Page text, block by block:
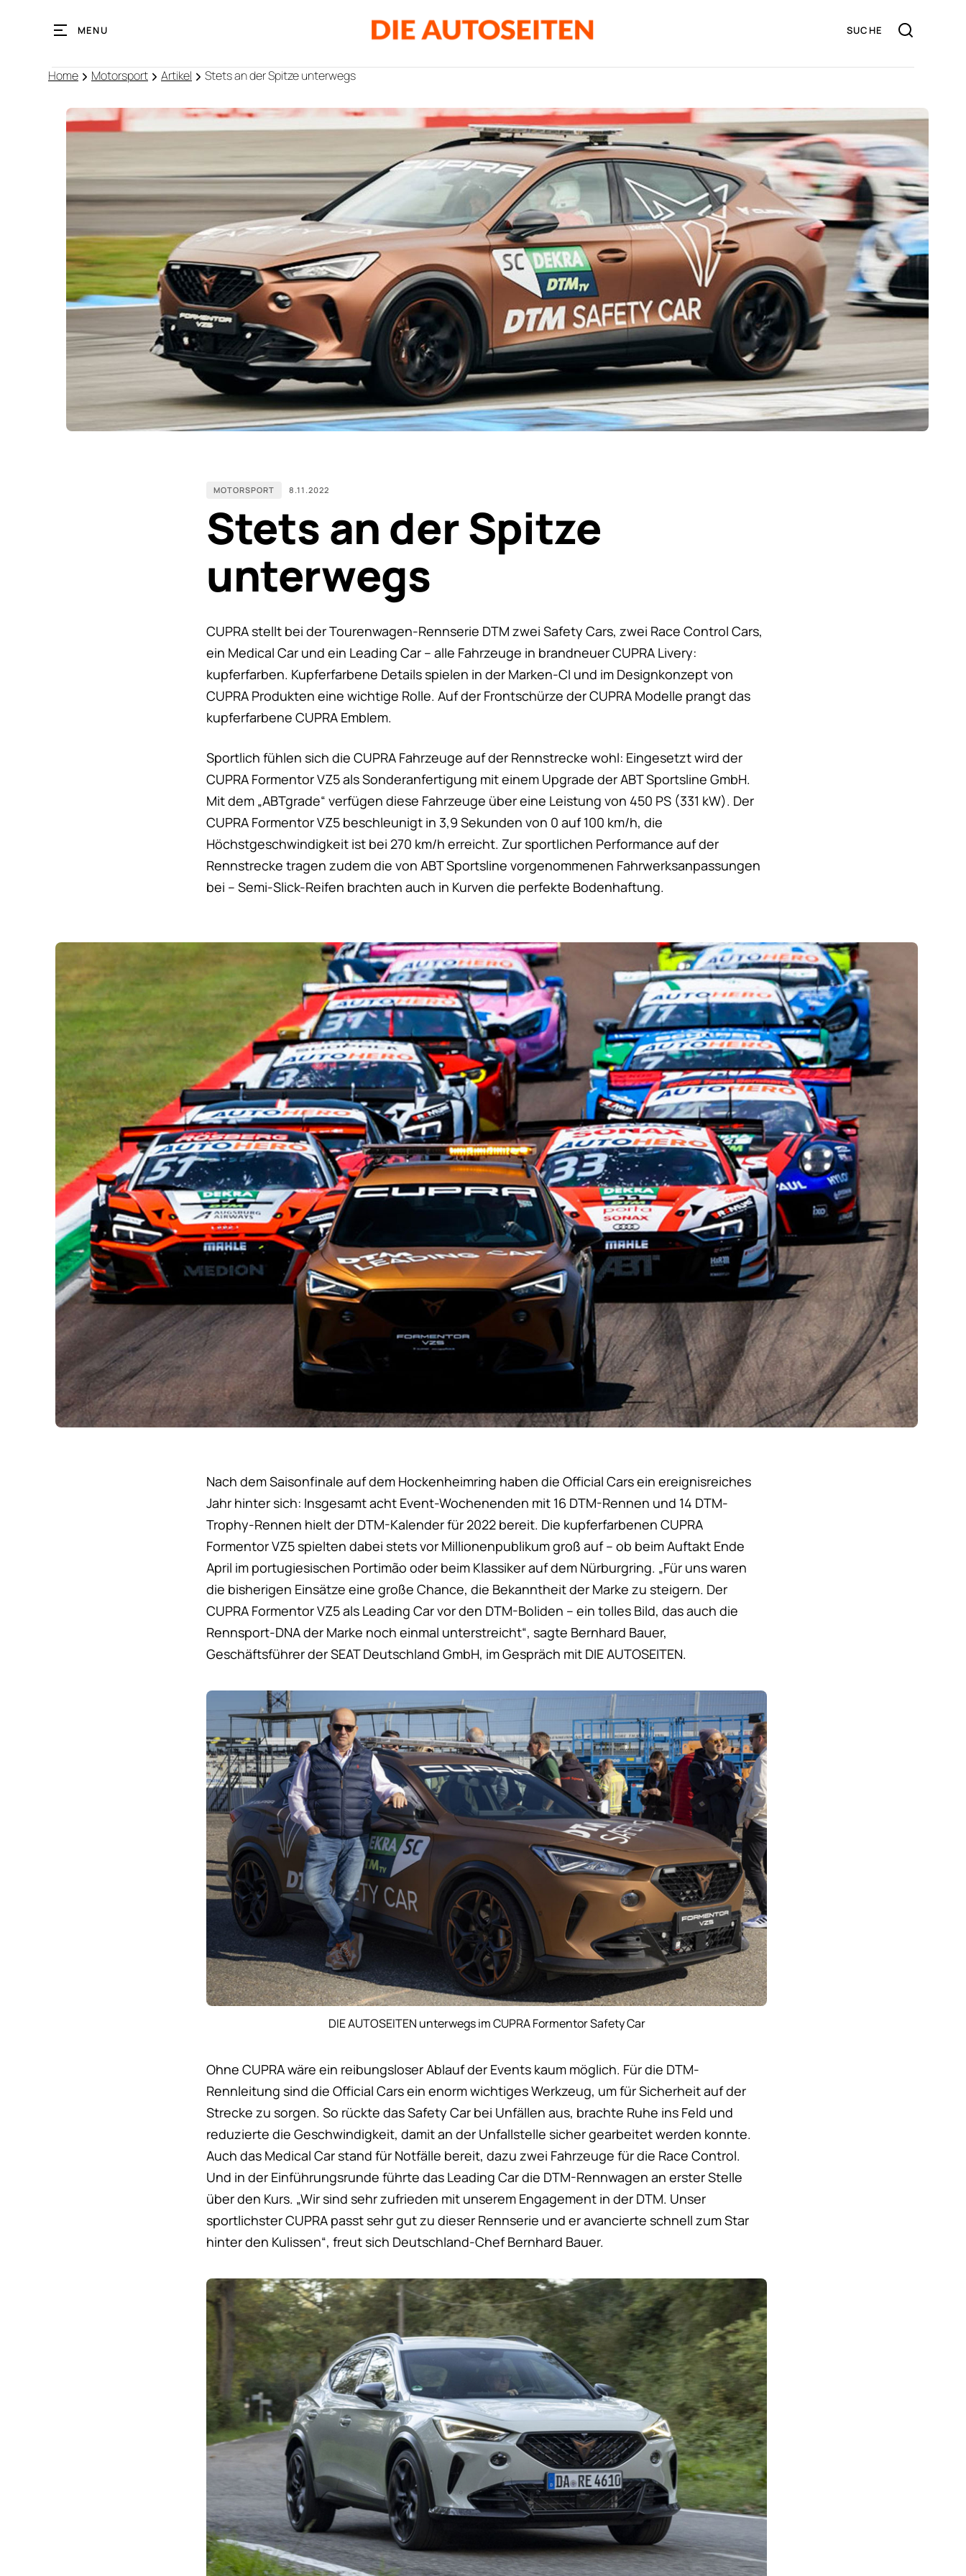
MENU
Home Motorsport Artikel Stets an der Spitze unterwegs
MOTORSPORT 8.11.2022
Stets an der Spitze
unterwegs
CUPRA stellt bei der Tourenwagen-Rennserie DTM zwei Safety Cars, zwei Race Control Cars,
ein Medical Car und ein Leading Car – alle Fahrzeuge in brandneuer CUPRA Livery:
kupferfarben. Kupferfarbene Details spielen in der Marken-CI und im Designkonzept von
CUPRA Produkten eine wichtige Rolle. Auf der Frontschürze der CUPRA Modelle prangt das
kupferfarbene CUPRA Emblem.
Sportlich fühlen sich die CUPRA Fahrzeuge auf der Rennstrecke wohl: Eingesetzt wird der
CUPRA Formentor VZ5 als Sonderanfertigung mit einem Upgrade der ABT Sportsline GmbH.
Mit dem „ABTgrade“ verfügen diese Fahrzeuge über eine Leistung von 450 PS (331 kW). Der
CUPRA Formentor VZ5 beschleunigt in 3,9 Sekunden von 0 auf 100 km/h, die
Höchstgeschwindigkeit ist bei 270 km/h erreicht. Zur sportlichen Performance auf der
Rennstrecke tragen zudem die von ABT Sportsline vorgenommenen Fahrwerksanpassungen
bei – Semi-Slick-Reifen brachten auch in Kurven die perfekte Bodenhaftung.
Nach dem Saisonfinale auf dem Hockenheimring haben die Official Cars ein ereignisreiches
Jahr hinter sich: Insgesamt acht Event-Wochenenden mit 16 DTM-Rennen und 14 DTM-
Trophy-Rennen hielt der DTM-Kalender für 2022 bereit. Die kupferfarbenen CUPRA
Formentor VZ5 spielten dabei stets vor Millionenpublikum groß auf – ob beim Auftakt Ende
April im portugiesischen Portimão oder beim Klassiker auf dem Nürburgring. „Für uns waren
die bisherigen Einsätze eine große Chance, die Bekanntheit der Marke zu steigern. Der
CUPRA Formentor VZ5 als Leading Car vor den DTM-Boliden – ein tolles Bild, das auch die
Rennsport-DNA der Marke noch einmal unterstreicht“, sagte Bernhard Bauer,
Geschäftsführer der SEAT Deutschland GmbH, im Gespräch mit DIE AUTOSEITEN.
DIE AUTOSEITEN unterwegs im CUPRA Formentor Safety Car
Ohne CUPRA wäre ein reibungsloser Ablauf der Events kaum möglich. Für die DTM-
Rennleitung sind die Official Cars ein enorm wichtiges Werkzeug, um für Sicherheit auf der
Strecke zu sorgen. So rückte das Safety Car bei Unfällen aus, brachte Ruhe ins Feld und
reduzierte die Geschwindigkeit, damit an der Unfallstelle sicher gearbeitet werden konnte.
Auch das Medical Car stand für Notfälle bereit, dazu zwei Fahrzeuge für die Race Control.
Und in der Einführungsrunde führte das Leading Car die DTM-Rennwagen an erster Stelle
über den Kurs. „Wir sind sehr zufrieden mit unserem Engagement in der DTM. Unser
sportlichster CUPRA passt sehr gut zu dieser Rennserie und er avancierte schnell zum Star
hinter den Kulissen“, freut sich Deutschland-Chef Bernhard Bauer.